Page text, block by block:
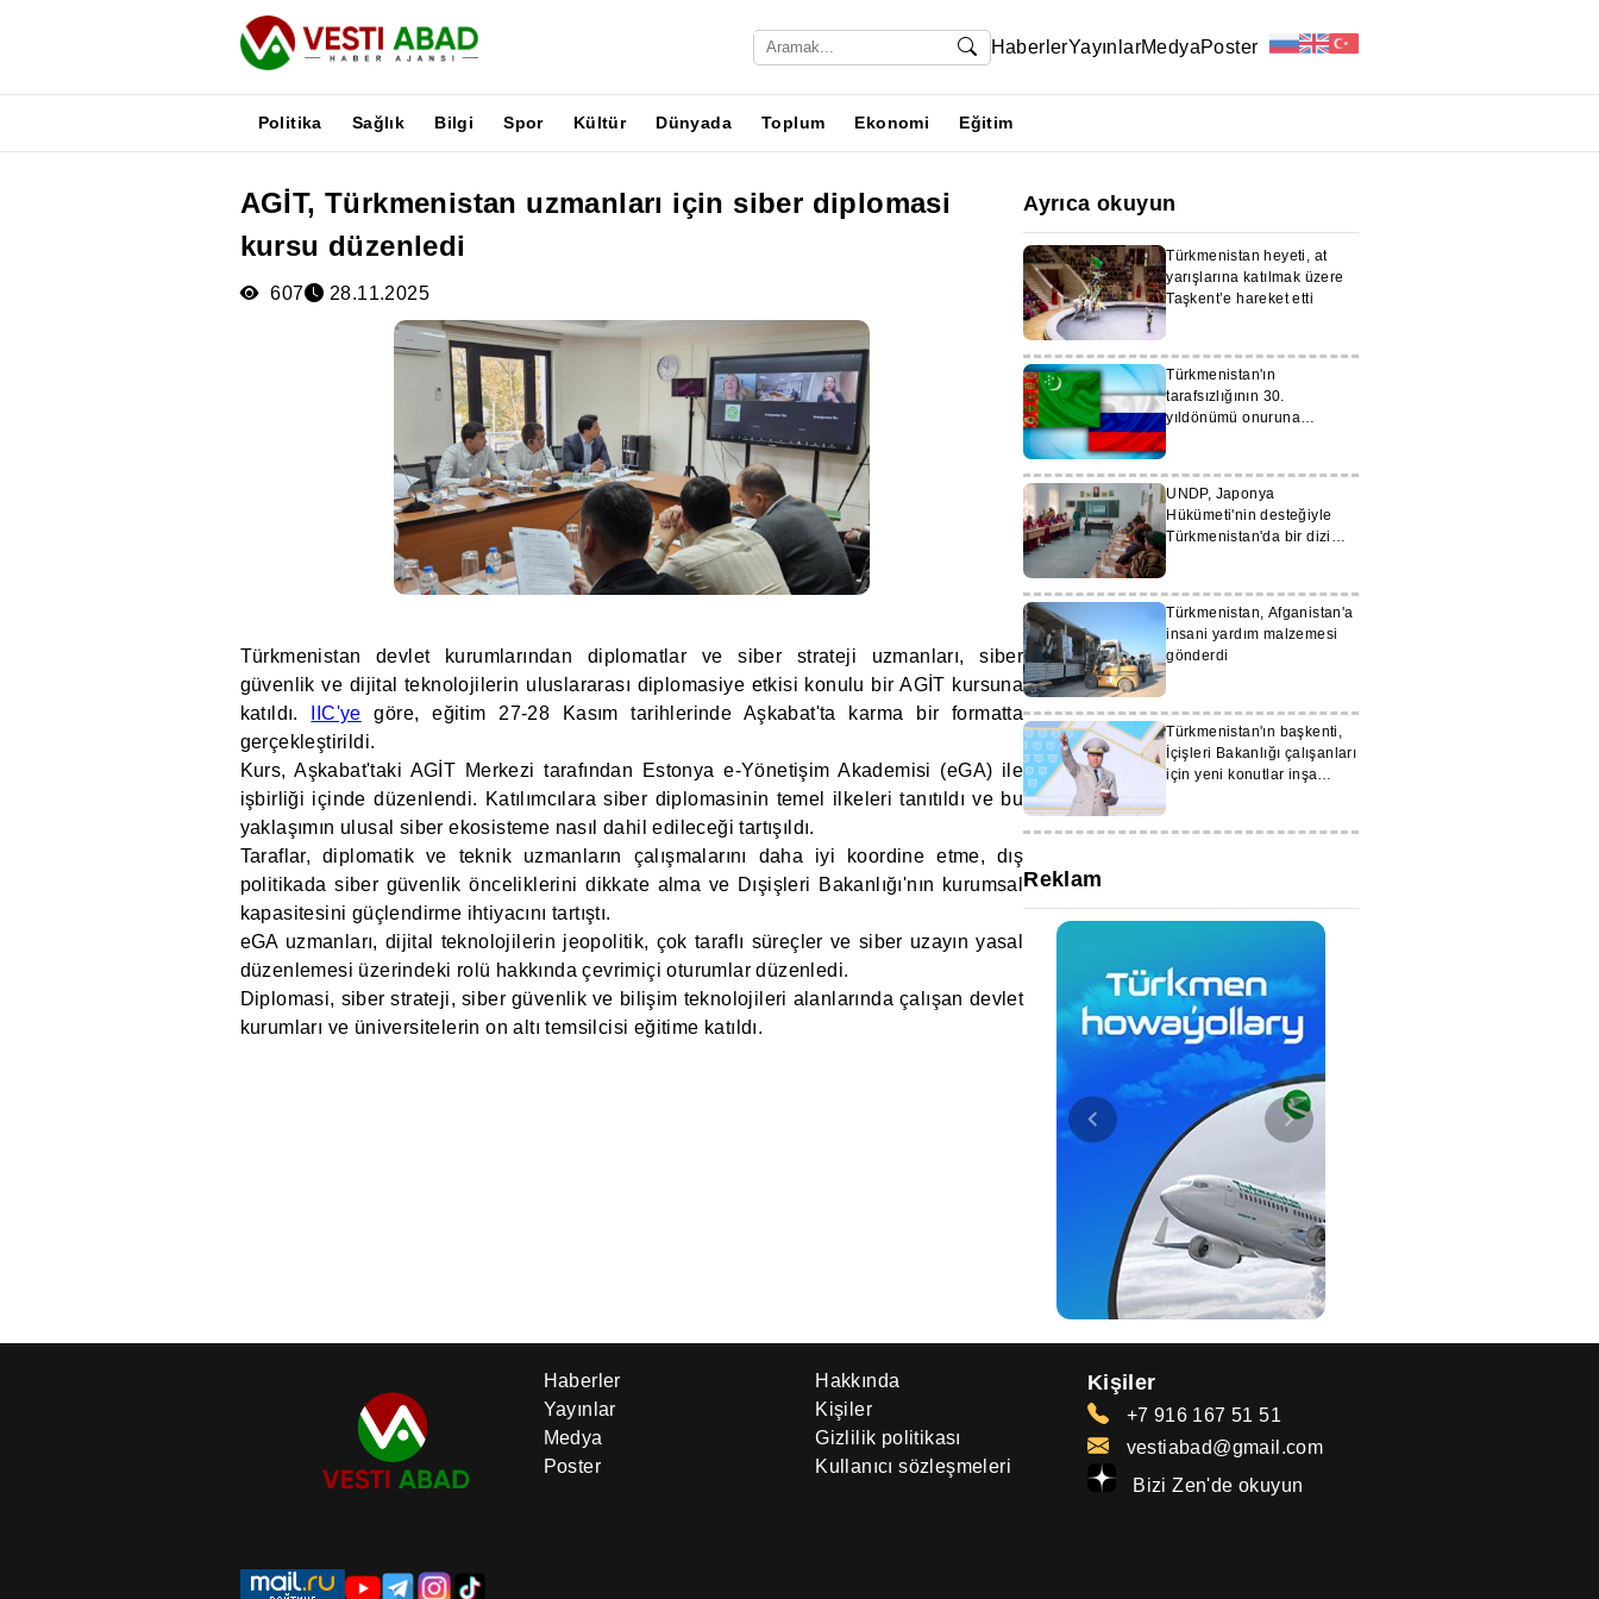
HaberlerYayınlarMedyaPoster
Politika Sağlık Bilgi Spor Kültür Dünyada Toplum Ekonomi Eğitim
AGİT, Türkmenistan uzmanları için siber diplomasi
kursu düzenledi
607 28.11.2025
Türkmenistan devlet kurumlarından diplomatlar ve siber strateji uzmanları, siber
güvenlik ve dijital teknolojilerin uluslararası diplomasiye etkisi konulu bir AGİT kursuna
katıldı.
IIC'ye göre, eğitim 27-28 Kasım tarihlerinde Aşkabat'ta karma bir formatta
gerçekleştirildi.
Kurs, Aşkabat'taki AGİT Merkezi tarafından Estonya e-Yönetişim Akademisi (eGA) ile
işbirliği içinde düzenlendi. Katılımcılara siber diplomasinin temel ilkeleri tanıtıldı ve bu
yaklaşımın ulusal siber ekosisteme nasıl dahil edileceği tartışıldı.
Taraflar, diplomatik ve teknik uzmanların çalışmalarını daha iyi koordine etme, dış
politikada siber güvenlik önceliklerini dikkate alma ve Dışişleri Bakanlığı'nın kurumsal
kapasitesini güçlendirme ihtiyacını tartıştı.
eGA uzmanları, dijital teknolojilerin jeopolitik, çok taraflı süreçler ve siber uzayın yasal
düzenlemesi üzerindeki rolü hakkında çevrimiçi oturumlar düzenledi.
Diplomasi, siber strateji, siber güvenlik ve bilişim teknolojileri alanlarında çalışan devlet
kurumları ve üniversitelerin on altı temsilcisi eğitime katıldı.
Ayrıca okuyun
Türkmenistan heyeti, at
yarışlarına katılmak üzere
Taşkent’e hareket etti
Türkmenistan'ın
tarafsızlığının 30.
yıldönümü onuruna
UNDP, Japonya
Hükümeti'nin desteğiyle
Türkmenistan'da bir dizi
Türkmenistan, Afganistan'a
insani yardım malzemesi
gönderdi
Türkmenistan'ın başkenti,
İçişleri Bakanlığı çalışanları
için yeni konutlar inşa
Reklam
Haberler
Yayınlar
Medya
Poster
Hakkında
Kişiler
Gizlilik politikası
Kullanıcı sözleşmeleri
Kişiler
+7 916 167 51 51
vestiabad@gmail.com
Bizi Zen'de okuyun